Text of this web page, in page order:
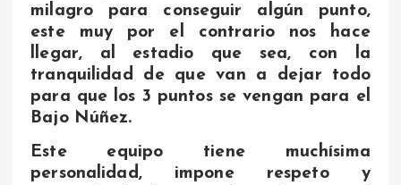
milagro para conseguir algún punto,
este muy por el contrario nos hace
llegar, al estadio que sea, con la
tranquilidad de que van a dejar todo
para que los 3 puntos se vengan para el
Bajo Núñez.
Este equipo tiene muchísima
personalidad, impone respeto y